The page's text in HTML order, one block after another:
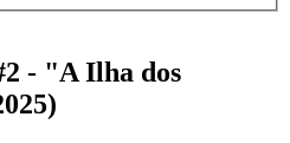
- "A Ilha dos